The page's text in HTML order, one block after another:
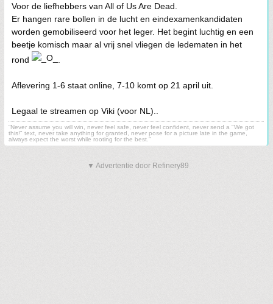
Voor de liefhebbers van All of Us Are Dead.
Er hangen rare bollen in de lucht en eindexamenkandidaten
worden gemobiliseerd voor het leger. Het begint luchtig en een
beetje komisch maar al vrij snel vliegen de ledematen in het
rond
Aflevering 1-6 staat online, 7-10 komt op 21 april uit.
Legaal te streamen op Viki (voor NL)..
“Never assume you will win, never feel safe, never feel confident, never send a "We got
this!" text, never take anything for granted, never pose for a picture late in the game,
always expect the worst while rooting for the best.”
▼ Advertentie door Refinery89